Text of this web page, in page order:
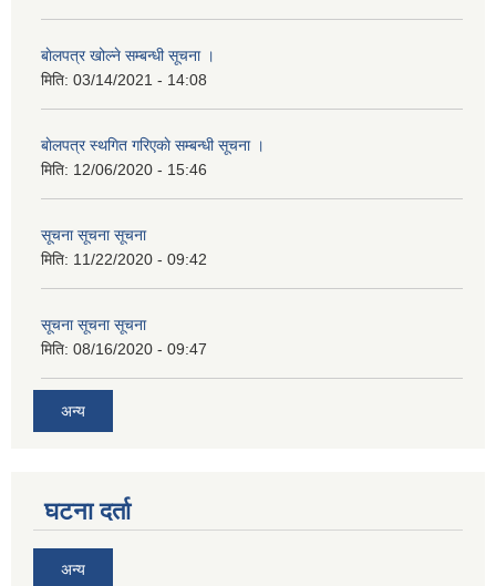
बाेलपत्र खोल्ने सम्बन्धी सूचना ।
मिति: 03/14/2021 - 14:08
बाेलपत्र स्थगित गरिएकाे सम्बन्धी सूचना ।
मिति: 12/06/2020 - 15:46
सूचना सूचना सूचना
मिति: 11/22/2020 - 09:42
सूचना सूचना सूचना
मिति: 08/16/2020 - 09:47
अन्य
घटना दर्ता
अन्य